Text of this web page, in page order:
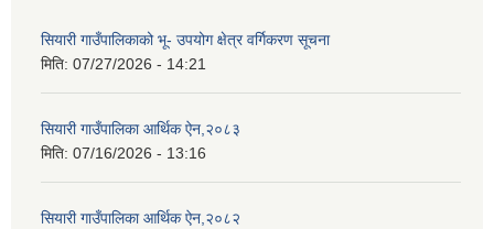
सियारी गाउँपालिकाको भू- उपयोग क्षेत्र वर्गिकरण सूचना
मिति: 07/27/2026 - 14:21
सियारी गाउँपालिका आर्थिक ऐन,२०८३
मिति: 07/16/2026 - 13:16
सियारी गाउँपालिका आर्थिक ऐन,२०८२